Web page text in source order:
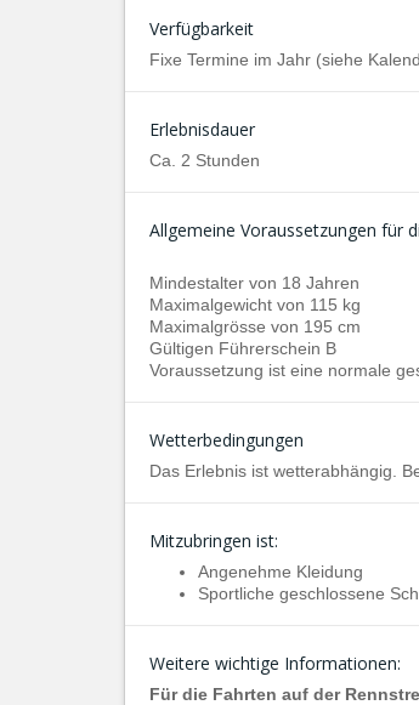
Verfügbarkeit
Fixe Termine im Jahr (siehe
Erlebnisdauer
Ca. 2 Stunden
Allgemeine Voraussetzungen für
Mindestalter von 18 Jahren
Maximalgewicht von 115 kg
Maximalgrösse von 195 cm
Gültigen Führerschein B
Voraussetzung ist eine normale
Wetterbedingungen
Das Erlebnis ist wetterabhängig.
Mitzubringen ist:
Angenehme Kleidung
Sportliche geschlossene
Weitere wichtige Informationen:
Für die Fahrten auf der